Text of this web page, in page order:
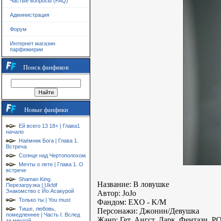
Администрация
Форум
Интернет магазин
парфюмерии
Поиск фанфиков
Новые фанфики
Ей всего 13 18+ | Глава1
начало
Наёмник Бога | Глава 1.
Встреча
Солнце над Чертополохом
Мечты о лете | Глава 1. О
встрече
Shaman King.
Перезагрузка | Ukfdf
Знакомство с Йо Асакурой
Только ты | You must
Тише, любовь,
помедленнее | Часть I. Вслед
Название: В ловушке
Автор: JoJo
Фандом: EXO - K/M
Персонажи: Джонин/Девушка